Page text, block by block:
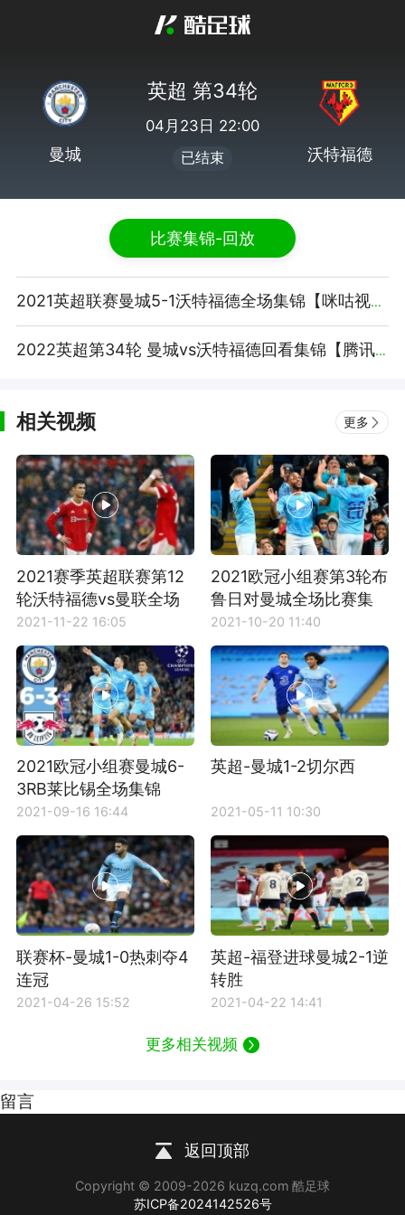
曼城
英超 第34轮
04月23日 22:00
已结束 沃特福德
比赛集锦-回放
2021英超联赛曼城5-1沃特福德全场集锦【咪咕视频】
2022英超第34轮 曼城vs沃特福德回看集锦【腾讯视频】
相关视频 更多
2021赛季英超联赛第12
轮沃特福德vs曼联全场
比赛集锦
2021-11-22 16:05
2021欧冠小组赛第3轮布
鲁日对曼城全场比赛集
锦
2021-10-20 11:40
2021欧冠小组赛曼城6-
3RB莱比锡全场集锦
2021-09-16 16:44
英超-曼城1-2切尔西
2021-05-11 10:30
联赛杯-曼城1-0热刺夺4
连冠
2021-04-26 15:52
英超-福登进球曼城2-1逆
转胜
2021-04-22 14:41
更多相关视频
留言
返回顶部
Copyright © 2009-2026 kuzq.com 酷足球
苏ICP备2024142526号